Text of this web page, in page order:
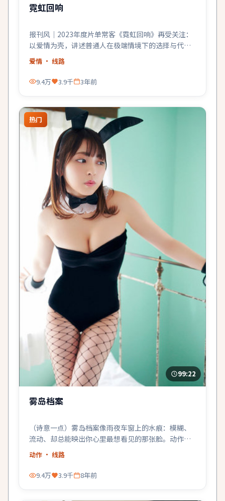
霓虹回响
报刊风｜2023年度片单常客《霓虹回响》再受关注：
以爱情为壳，讲述普通人在极端情境下的选择与代
价。
爱情 · 线路
9.4万 3.9千 3年前
热门
99:22
雾岛档案
（诗意一点）雾岛档案像雨夜车窗上的水痕：模糊、
流动、却总能映出你心里最想看见的那张脸。动作只
是夜色。
动作 · 线路
9.4万 3.9千 8年前